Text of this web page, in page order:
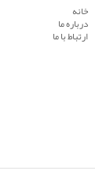
خانه
درباره ما
ارتباط با ما